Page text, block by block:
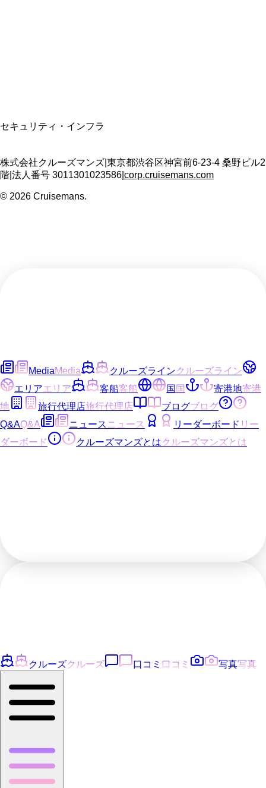
セキュリティ・インフラ
株式会社クルーズマンズ 東京都渋谷区神宮前6-23-4 桑野ビル2
階 法人番号 3011301023586 corp.cruisemans.com
© 2026 Cruisemans.
MediaMedia クルーズラインクルーズライン
エリアエリア 客船客船 国国 寄港地寄港
地
旅行代理店旅行代理店 ブログブログ
Q&AQ&A ニュース ニュース リーダーボード リー
ダーボード
クルーズマンズとはクルーズマンズとは
クルーズクルーズ 口コミ 口コミ 写真写真